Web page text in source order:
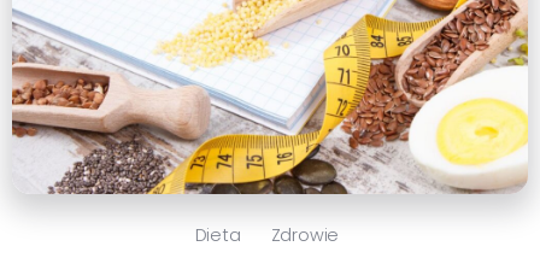
Dieta Zdrowie